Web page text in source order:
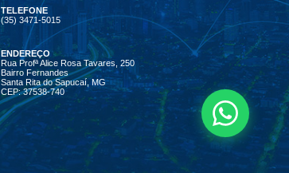
TELEFONE
(35) 3471-5015
ENDEREÇO
Rua Profª Alice Rosa Tavares, 250
Bairro Fernandes
Santa Rita do Sapucaí, MG
CEP: 37538-740